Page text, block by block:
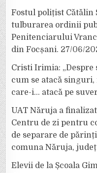
Fostul polițist Cătălin
tulburarea ordinii
Penitenciarului
din Focșani. 27/06/
Cristi Irimia:
cum se atacă singuri,
care-i… atacă pe
UAT Năruja a
Centru de zi pentru
de separare de
comuna Năruja,
Elevii de la Școala